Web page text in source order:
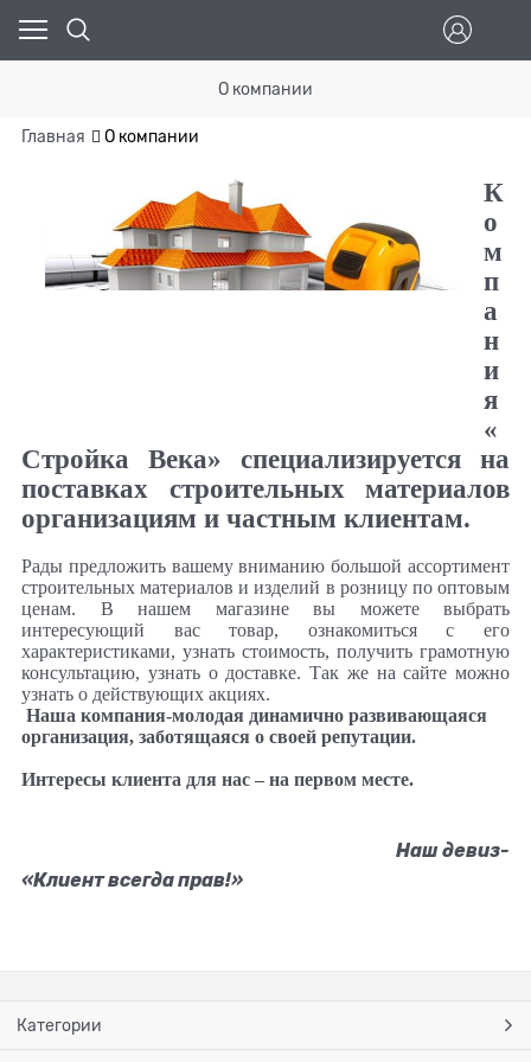
О компании
Главная О компании
К
о
м
п
а
н
и
я
«
Стройка Века» специализируется на
поставках строительных материалов
организациям и частным клиентам.
Рады предложить вашему вниманию большой ассортимент
строительных материалов и изделий в розницу по оптовым
ценам. В нашем магазине вы можете выбрать
интересующий вас товар, ознакомиться с его
характеристиками, узнать стоимость, получить грамотную
консультацию, узнать о доставке. Так же на сайте можно
узнать о действующих акциях.
Наша компания-молодая динамично развивающаяся
организация, заботящаяся о своей репутации.
Интересы клиента для нас – на первом месте.
Наш девиз-
«Клиент всегда прав!»
Категории